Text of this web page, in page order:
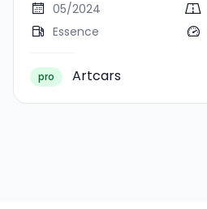
05/2024
Essence
pro Artcars